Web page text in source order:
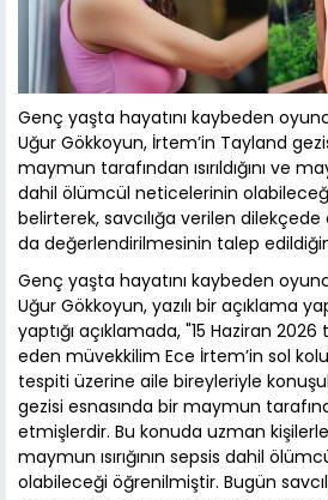
Genç yaşta hayatını kaybeden
Uğur Gökkoyun, İrtem’in Tayland
maymun tarafından ısırıldığını ve
dahil ölümcül neticelerinin
belirterek, savcılığa verilen
da değerlendirilmesinin talep
Genç yaşta hayatını kaybeden
Uğur Gökkoyun, yazılı bir açıklama
yaptığı açıklamada, "15 Haziran
eden müvekkilim Ece İrtem’in sol
tespiti üzerine aile bireyleriyle
gezisi esnasında bir maymun
etmişlerdir. Bu konuda uzman
maymun ısırığının sepsis dahil
olabileceği öğrenilmiştir. Bugün